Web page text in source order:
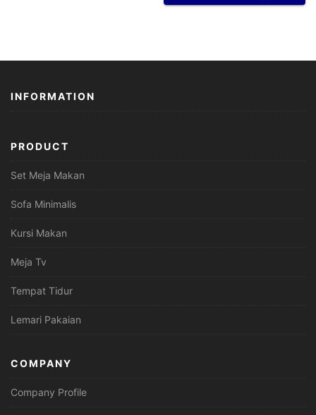
INFORMATION
PRODUCT
Set Meja Makan
Sofa Minimalis
Kursi Makan
Meja Tv
Tempat Tidur
Lemari Pakaian
COMPANY
Company Profile